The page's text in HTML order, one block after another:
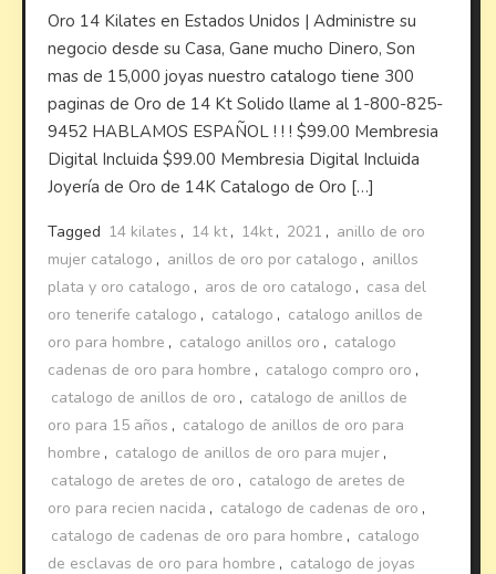
Oro 14 Kilates en Estados Unidos | Administre su
negocio desde su Casa, Gane mucho Dinero, Son
mas de 15,000 joyas nuestro catalogo tiene 300
paginas de Oro de 14 Kt Solido llame al 1-800-825-
9452 HABLAMOS ESPAÑOL ! ! ! $99.00 Membresia
Digital Incluida $99.00 Membresia Digital Incluida
Joyería de Oro de 14K Catalogo de Oro […]
Tagged 14 kilates , 14 kt, 14kt, 2021 , anillo de oro
mujer catalogo , anillos de oro por catalogo , anillos
plata y oro catalogo , aros de oro catalogo , casa del
oro tenerife catalogo , catalogo , catalogo anillos de
oro para hombre , catalogo anillos oro , catalogo
cadenas de oro para hombre , catalogo compro oro ,
catalogo de anillos de oro , catalogo de anillos de
oro para 15 años , catalogo de anillos de oro para
hombre , catalogo de anillos de oro para mujer ,
catalogo de aretes de oro , catalogo de aretes de
oro para recien nacida , catalogo de cadenas de oro ,
catalogo de cadenas de oro para hombre , catalogo
de esclavas de oro para hombre , catalogo de joyas